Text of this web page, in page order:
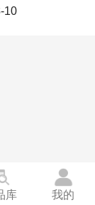
10
库 我的